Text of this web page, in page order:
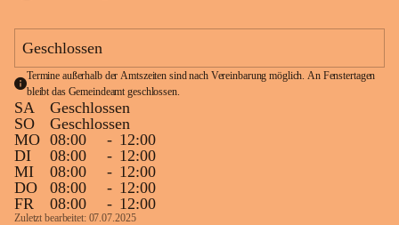
1 Seite•0,1 MB
Geschlossen
Termine außerhalb der Amtszeiten sind nach Vereinbarung möglich. An Fenstertagen
bleibt das Gemeindeamt geschlossen.
SA
Geschlossen
SO
Geschlossen
MO 08:00 - 12:00
DI
08:00 - 12:00
MI
08:00 - 12:00
DO
08:00 - 12:00
FR
08:00 - 12:00
Zuletzt bearbeitet: 07.07.2025